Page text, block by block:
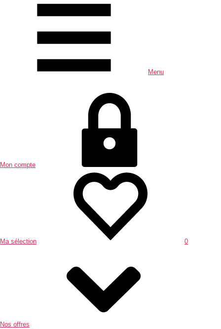
Menu
Mon compte
Ma sélection 0
Nos offres